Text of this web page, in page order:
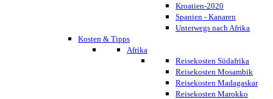
Kroatien-2020
Spanien - Kanaren
Unterwegs nach Afrika
Kosten & Tipps
Afrika
Reisekosten Südafrika
Reisekosten Mosambik
Reisekosten Madagaskar
Reisekosten Marokko